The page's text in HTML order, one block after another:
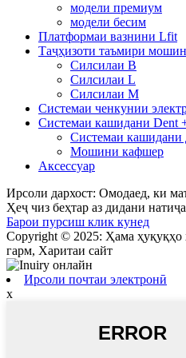
модели премиум
модели бесим
Платформаи вазнини Lfit
Таҷҳизоти таъмири
Силсилаи B
Силсилаи L
Силсилаи М
Системаи ченкунии
Системаи кашидани
Системаи кашидани
Мошини кафшер
Аксессуар
Ирсоли дархост: Омодаед, ки
Ҳеҷ чиз беҳтар аз дидани
Барои пурсиш клик кунед
Copyright © 2025: Ҳама ҳуқуқҳо
гарм, Харитаи сайт
Ирсоли почтаи электронӣ
x